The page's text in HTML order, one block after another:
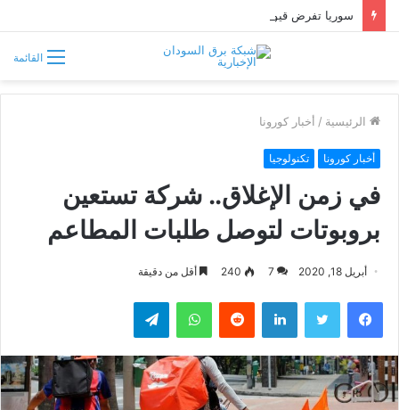
القائمة
الرئيسية / أخبار كورونا
أخبار كورونا تكنولوجيا
في زمن الإغلاق.. شركة تستعين
بروبوتات لتوصل طلبات المطاعم
أبريل 18, 2020 7
240 أقل من دقيقة
فيسبوك تويتر لينكدإن واتساب تيلقرام